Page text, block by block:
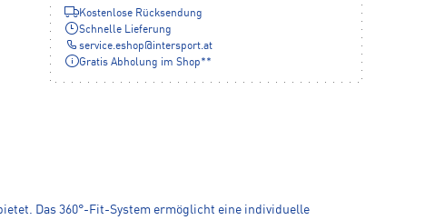
Kostenlose Rücksendung
Schnelle Lieferung
service.eshop@intersport.at
Gratis Abholung im Shop**
Das 360°-Fit-System ermöglicht eine individuelle